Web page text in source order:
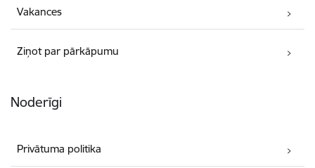
Vakances
Ziņot par pārkāpumu
Noderīgi
Privātuma politika